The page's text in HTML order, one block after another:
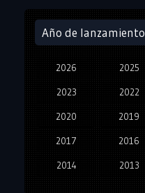
Año de lanzamiento
2026 2025
2023 2022
2020 2019
2017 2016
2014 2013